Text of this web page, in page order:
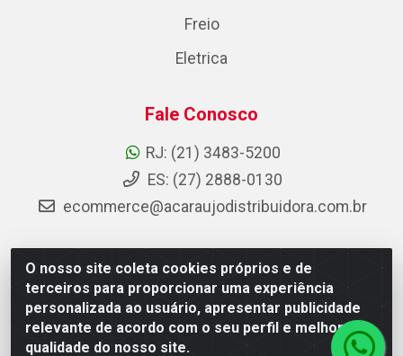
O nosso site coleta cookies próprios e de
terceiros para proporcionar uma experiência
personalizada ao usuário, apresentar publicidade
relevante de acordo com o seu perfil e melhorar a
qualidade do nosso site.
Freio
Eletrica
Fale Conosco
RJ: (21) 3483-5200
ES: (27) 2888-0130
ecommerce@acaraujodistribuidora.com.br
AC Araujo Distribuidora - Rua Carneiro de Campos, 42 -
São Cristóvão, Rio de Janeiro/RJ - CEP 20.920-410 -
CNPJ 08.744.753/0003-85